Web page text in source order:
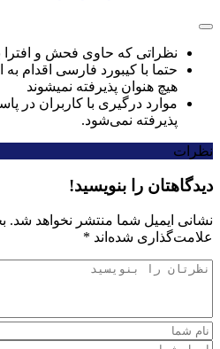
نظراتی که حاوی فحش و افترا
حتما با کیبورد فارسی اقدام
هیچ هنوان پذیرفته نمیشوند
موارد درگیری با کاربران در
پذیرفته نمی‌شود.
نظرات
دیدگاهتان را بنویسید!
نشانی ایمیل شما منتشر نخواهد شد.
علامت‌گذاری شده‌اند *